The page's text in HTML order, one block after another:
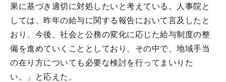
果に基づき適切に対処したいと考えている。人事院と
しては、昨年の給与に関する報告において言及したと
おり、今後、社会と公務の変化に応じた給与制度の整
備を進めていくこととしており、その中で、地域手当
の在り方についても必要な検討を行ってまいりた
い。」と応えた。